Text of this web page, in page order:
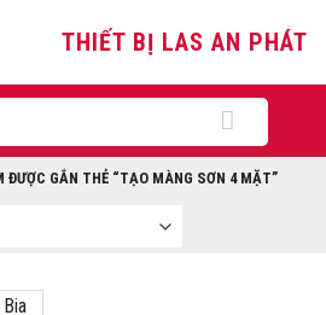
THIẾT BỊ LAS AN PHÁT
ĐƯỢC GẮN THẺ “TẠO MÀNG SƠN 4 MẶT”